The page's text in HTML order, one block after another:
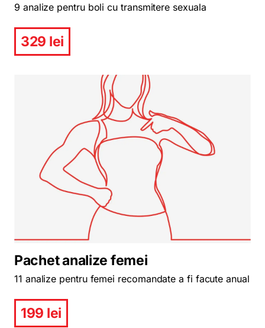
9 analize pentru boli cu transmitere sexuala
329 lei
Pachet analize femei
11 analize pentru femei recomandate a fi facute anual
199 lei